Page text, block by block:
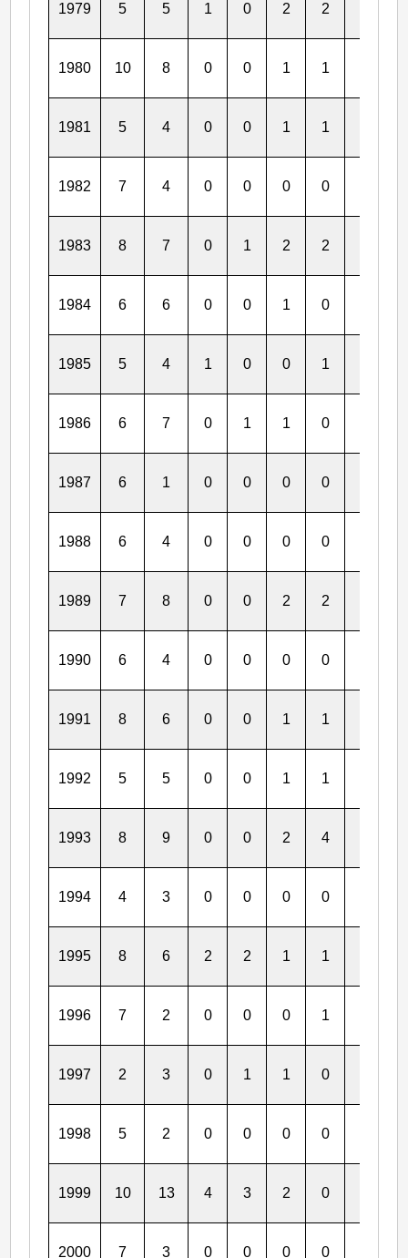
1979 5 5 1 0 2 2
1980 10 8 0 0 1 1
1981 5 4 0 0 1 1
1982 7 4 0 0 0 0
1983 8 7 0 1 2 2
1984 6 6 0 0 1 0
1985 5 4 1 0 0 1
1986 6 7 0 1 1 0
1987 6 1 0 0 0 0
1988 6 4 0 0 0 0
1989 7 8 0 0 2 2
1990 6 4 0 0 0 0
1991 8 6 0 0 1 1
1992 5 5 0 0 1 1
1993 8 9 0 0 2 4
1994 4 3 0 0 0 0
1995 8 6 2 2 1 1
1996 7 2 0 0 0 1
1997 2 3 0 1 1 0
1998 5 2 0 0 0 0
1999 10 13 4 3 2 0
2000 7 3 0 0 0 0